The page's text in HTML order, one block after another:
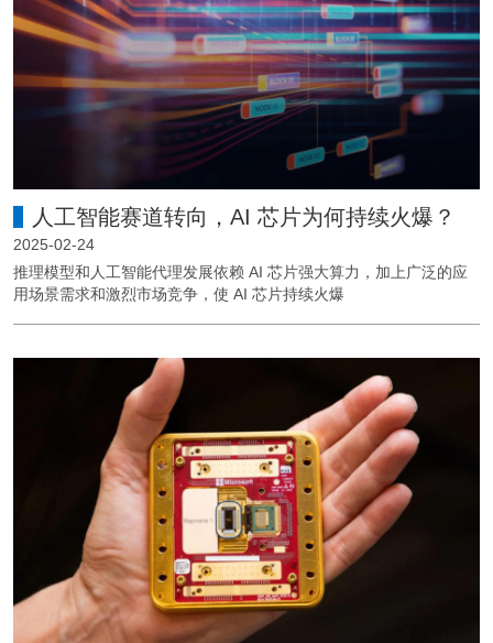
人工智能赛道转向，AI 芯片为何持续火爆？
2025-02-24
推理模型和人工智能代理发展依赖 AI 芯片强大算力，加上广泛的应
用场景需求和激烈市场竞争，使 AI 芯片持续火爆